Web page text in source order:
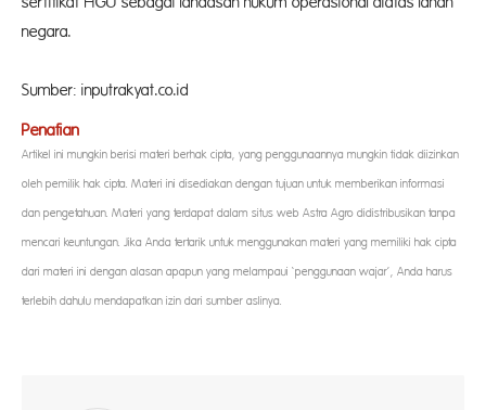
negara.
Sumber: inputrakyat.co.id
Penafian
Artikel ini mungkin berisi materi berhak cipta, yang penggunaannya mungkin tidak diizinkan
oleh pemilik hak cipta. Materi ini disediakan dengan tujuan untuk memberikan informasi
dan pengetahuan. Materi yang terdapat dalam situs web Astra Agro didistribusikan tanpa
mencari keuntungan. Jika Anda tertarik untuk menggunakan materi yang memiliki hak cipta
dari materi ini dengan alasan apapun yang melampaui ‘penggunaan wajar’, Anda harus
terlebih dahulu mendapatkan izin dari sumber aslinya.